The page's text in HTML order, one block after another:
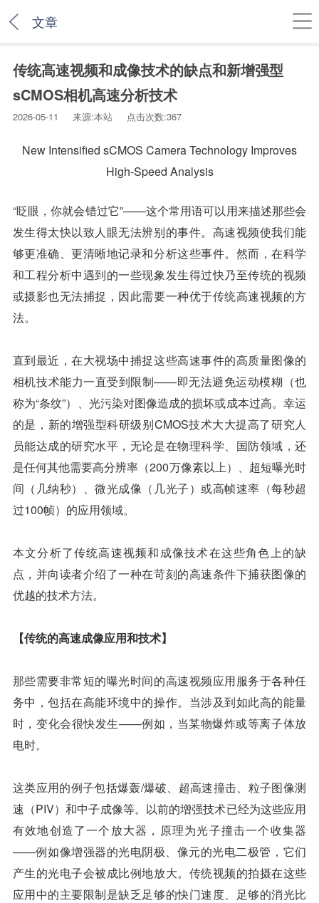
文章
传统高速视频和成像技术的缺点和新增强型
sCMOS相机高速分析技术
2026-05-11 来源:本站 点击次数:367
New Intensified sCMOS Camera Technology Improves
High-Speed Analysis
“眨眼，你就会错过它”——这个常用语可以用来描述那些会
发生得太快以致人眼无法辨别的事件。高速视频使我们能
够更准确、更清晰地记录和分析这些事件。然而，在科学
和工程分析中遇到的一些现象发生得过快乃至传统的视频
或摄影也无法捕捉，因此需要一种优于传统高速视频的方
法。
直到最近，在大视场中捕捉这些高速事件的高质量图像的
相机技术能力一直受到限制——即无法避免运动模糊（也
称为“条纹”）、光污染对图像造成的损坏或成本过高。幸运
的是，新的增强型科研级别CMOS技术大大提高了研究人
员能达成的研究水平，无论是在物理科学、国防领域，还
是任何其他需要高分辨率（200万像素以上）、超短曝光时
间（几纳秒）、微光成像（几光子）或高帧速率（每秒超
过100帧）的应用领域。
本文分析了传统高速视频和成像技术在这些角色上的缺
点，并向读者介绍了一种在苛刻的高速条件下捕获图像的
优越的技术方法。
【传统的高速成像应用和技术】
那些需要非常短的曝光时间的高速视频应用服务于各种任
务中，包括在高能环境中的操作。当涉及到如此高的能量
时，变化会很快发生——例如，当某物爆炸或等离子体放
电时。
这类应用的例子包括爆轰/爆破、超高速撞击、粒子图像测
速（PIV）和中子成像等。以前的增强技术已经为这些应用
有效地创造了一个放大器，原理为光子撞击一个收集器
——例如像增强器的光电阴极、像元的光电二极管，它们
产生的光电子会被成比例地放大。传统视频的拍摄在这些
应用中的主要限制是缺乏足够的快门速度、足够的消光比